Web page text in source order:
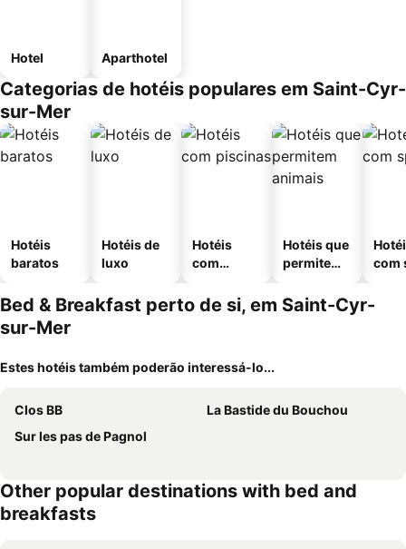
Hotel Aparthotel
Categorias de hotéis populares em Saint-Cyr-
sur-Mer
Hotéis
baratos
Hotéis de
luxo
Hotéis
com
Hotéis que
permitem
com
Bed & Breakfast perto de si, em Saint-Cyr-
sur-Mer
Estes hotéis também poderão interessá-lo...
Clos BB
La Bastide du Bouchou
Sur les pas de Pagnol
Other popular destinations with bed and
breakfasts